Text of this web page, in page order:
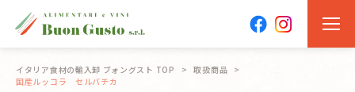
イタリア食材の輸入卸 ブォングスト TOP
取扱商品
国産ルッコラ セルバチカ